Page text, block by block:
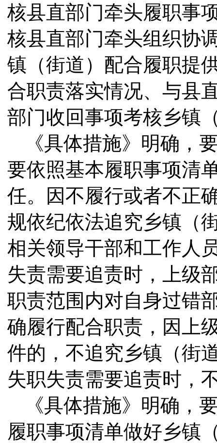
核县直部门牵头履职事
核县直部门牵头组织协
镇（街道）配合履职提
合职责落实情况、与县
部门收回事项考核乡镇
《具体措施》明确，
要依照基本履职事项清
任。因不履行或者不正
规依纪依法追究乡镇（
相关领导干部和工作人
失责需要追责时，上级
职责范围内对自身过错
确履行配合职责，因上
件的，不追究乡镇（街
失职失责需要追责时，
《具体措施》明确，
履职事项清单做好乡镇